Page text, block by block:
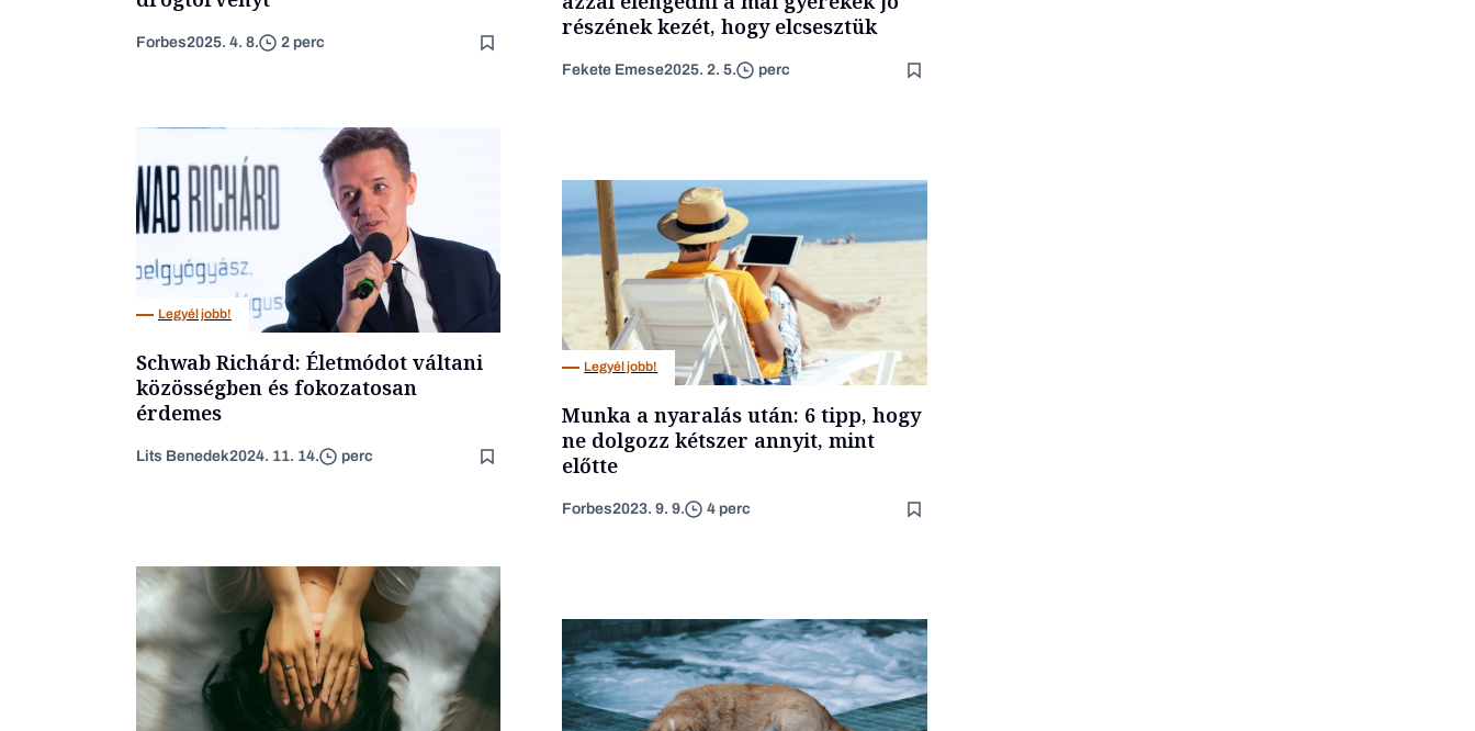
Forbes2025. 4. 8. 2 perc
részének kezét, hogy elcsesztük
Fekete Emese2025. 2. 5. perc
Legyél jobb!
Schwab Richárd: Életmódot váltani
közösségben és fokozatosan
érdemes
Lits Benedek2024. 11. 14. perc
Legyél jobb!
Munka a nyaralás után: 6 tipp, hogy
ne dolgozz kétszer annyit, mint
előtte
Forbes2023. 9. 9. 4 perc